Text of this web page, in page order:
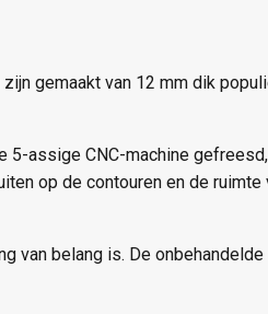
gemaakt van 12 mm dik
5-assige CNC-machine
op de contouren en de
van belang is. De